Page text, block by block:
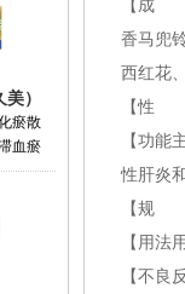
）
瘀散
血瘀
【成
香马兜
西红花
【性
【功能
性肝炎
【规
【用法
【不良